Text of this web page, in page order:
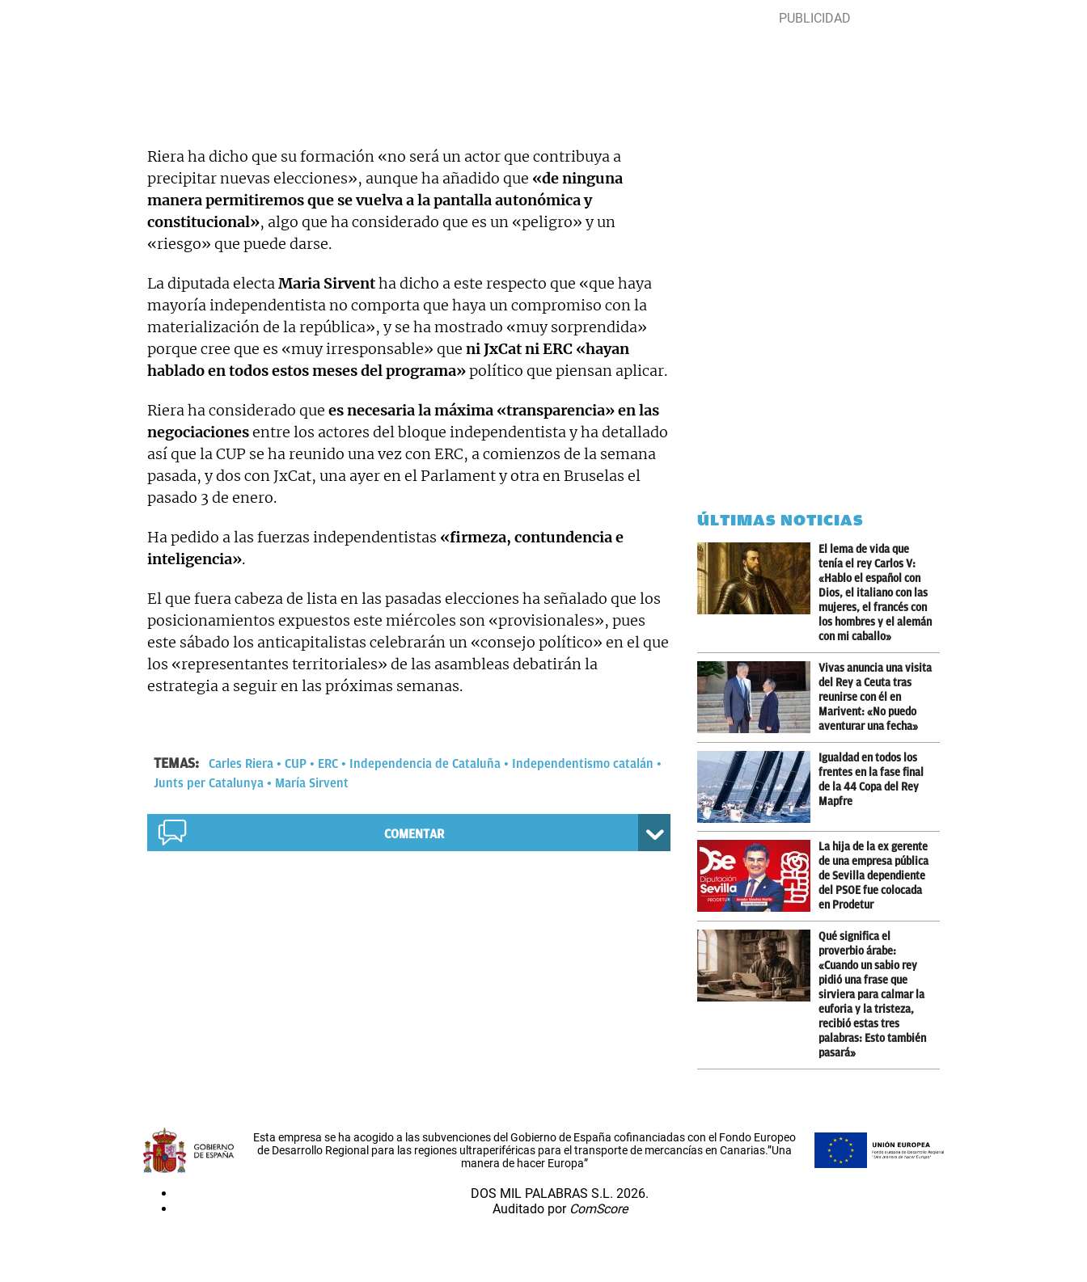
Riera ha dicho que su formación «no será un actor que contribuya a
precipitar nuevas elecciones», aunque ha añadido que «de ninguna
manera permitiremos que se vuelva a la pantalla autonómica y
constitucional», algo que ha considerado que es un «peligro» y un
«riesgo» que puede darse.
La diputada electaMaria Sirventha dicho a este respecto que «que haya
mayoría independentista no comporta que haya un compromiso con la
materialización de la república», y se ha mostrado «muy sorprendida»
porque cree que es «muy irresponsable» que ni JxCat ni ERC «hayan
hablado en todos estos meses del programa»político que piensan aplicar.
Riera ha considerado que es necesaria la máxima «transparencia» en las
negociacionesentre los actores del bloque independentista y ha detallado
así que la CUP se ha reunido una vez con ERC, a comienzos de la semana
pasada, y dos con JxCat, una ayer en el Parlament y otra en Bruselas el
pasado 3 de enero.
Ha pedido a las fuerzas independentistas «firmeza, contundencia e
inteligencia».
El que fuera cabeza de lista en las pasadas elecciones ha señalado que los
posicionamientos expuestos este miércoles son «provisionales», pues
este sábado los anticapitalistas celebrarán un «consejo político» en el que
los «representantes territoriales» de las asambleas debatirán la
estrategia a seguir en las próximas semanas.
TEMAS: Carles Riera CUP ERC Independencia de Cataluña
Independentismo catalán
Junts per Catalunya
María Sirvent
COMENTAR
ÚLTIMAS NOTICIAS
El lema de vida que
tenía el rey Carlos V:
«Hablo el español con
Dios, el italiano con las
mujeres, el francés con
los hombres y el alemán
con mi caballo»
Vivas anuncia una visita
del Rey a Ceuta tras
reunirse con él en
Marivent: «No puedo
aventurar una fecha»
Igualdad en todos los
frentes en la fase final
de la 44 Copa del Rey
Mapfre
La hija de la ex gerente
de una empresa pública
de Sevilla dependiente
del PSOE fue colocada
en Prodetur
Qué significa el
proverbio árabe:
«Cuando un sabio rey
pidió una frase que
sirviera para calmar la
euforia y la tristeza,
recibió estas tres
palabras: Esto también
pasará»
Esta empresa se ha acogido a las subvenciones del Gobierno de España cofinanciadas con el Fondo Europeo
de Desarrollo Regional para las regiones ultraperiféricas para el transporte de mercancías en Canarias.”Una
manera de hacer Europa”
DOS MIL PALABRAS S.L. 2026.
Auditado por ComScore